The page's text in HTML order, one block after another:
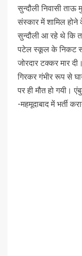
सुन्दौली निवासी
संस्कार में शामिल
सुन्दौली आ रहे थे कि
पटेल स्कूल के निकट
जोरदार टक्कर मार
गिरकर गंभीर रूप से
पर ही मौत हो गयी।
-महमूदाबाद में भर्ती